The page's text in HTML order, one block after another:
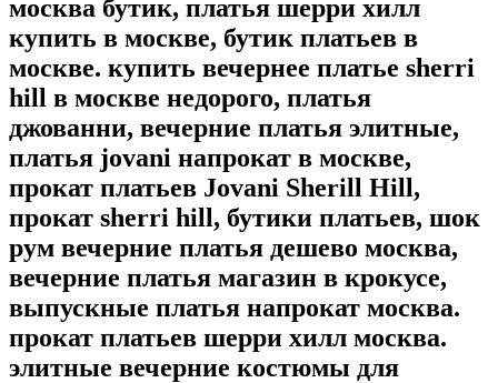
москва бутик, платья шерри хилл
купить в москве, бутик платьев в
москве. купить вечернее платье sherri
hill в москве недорого, платья
джованни, вечерние платья элитные,
платья jovani напрокат в москве,
прокат платьев Jovani Sherill Hill,
прокат sherri hill, бутики платьев, шок
рум вечерние платья дешево москва,
вечерние платья магазин в крокусе,
выпускные платья напрокат москва.
прокат платьев шерри хилл москва.
элитные вечерние костюмы для